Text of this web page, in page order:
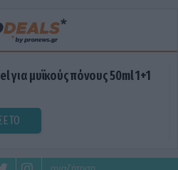
για μυϊκούς πόνους 50ml 1+1
ΤΟ